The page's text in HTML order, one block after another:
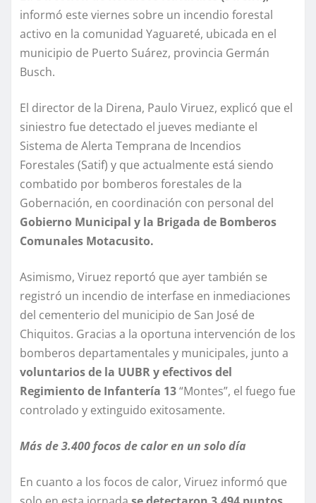
informó este viernes sobre un incendio forestal
activo en la comunidad Yaguareté, ubicada en el
municipio de Puerto Suárez, provincia Germán
Busch.
El director de la Direna, Paulo Viruez, explicó que el
siniestro fue detectado el jueves mediante el
Sistema de Alerta Temprana de Incendios
Forestales (Satif) y que actualmente está siendo
combatido por bomberos forestales de la
Gobernación, en coordinación con personal del
Gobierno Municipal y la Brigada de Bomberos
Comunales Motacusito.
Asimismo, Viruez reportó que ayer también se
registró un incendio de interfase en inmediaciones
del cementerio del municipio de San José de
Chiquitos. Gracias a la oportuna intervención de los
bomberos departamentales y municipales, junto a
voluntarios de la UUBR y efectivos del
Regimiento de Infantería 13“Montes”, el fuego fue
controlado y extinguido exitosamente.
Más de 3.400 focos de calor en un solo día
En cuanto a los focos de calor, Viruez informó que